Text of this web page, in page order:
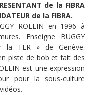
de la FIBRA
de la FIBRA.
ROLLIN en 1996 à
Enseigne BUGGY
la TER » de Genève.
piste de bob et fait des
est une expression
pour la sous-culture